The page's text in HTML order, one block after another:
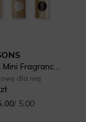
The Golden Feeling Mini Fragrance Set
dla niej
/ 5.00